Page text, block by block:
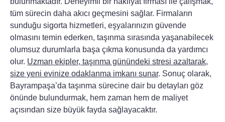
tüm sürecin daha akıcı geçmesini sağlar. Firmaların
sunduğu sigorta hizmetleri, eşyalarınızın güvende
olmasını temin ederken, taşınma sırasında yaşanabilecek
olumsuz durumlarla başa çıkma konusunda da yardımcı
olur. Uzman ekipler, taşınma günündeki stresi azaltarak,
size yeni evinize odaklanma imkanı sunar. Sonuç olarak,
Bayrampaşa’da taşınma sürecine dair bu detayları göz
önünde bulundurmak, hem zaman hem de maliyet
açısından size büyük fayda sağlayacaktır.